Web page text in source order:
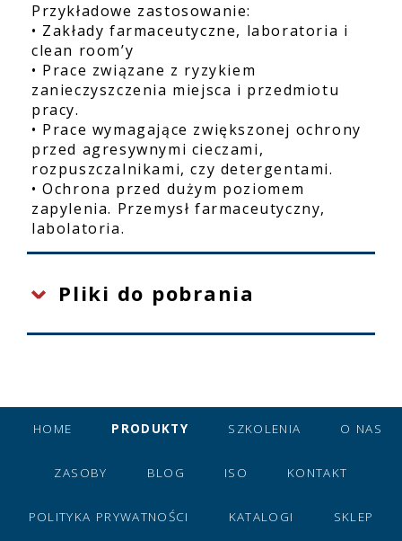
Przykładowe zastosowanie:
• Zakłady farmaceutyczne, laboratoria i
clean room’y
• Prace związane z ryzykiem
zanieczyszczenia miejsca i przedmiotu
pracy.
• Prace wymagające zwiększonej ochrony
przed agresywnymi cieczami,
rozpuszczalnikami, czy detergentami.
• Ochrona przed dużym poziomem
zapylenia. Przemysł farmaceutyczny,
labolatoria.
Pliki do pobrania
HOME PRODUKTY SZKOLENIA O NAS
ZASOBY BLOG ISO KONTAKT
POLITYKA PRYWATNOŚCI KATALOGI SKLEP